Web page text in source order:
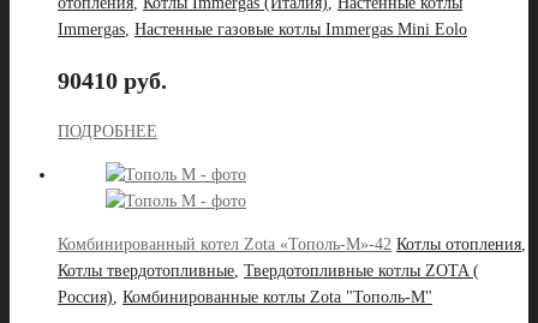
Immergas Настенные газовые котлы Immergas Mini Eolo
90410 руб.
ПОДРОБНЕЕ
Комбинированный котел Zota «Тополь-М»-42 Котлы отопления
Котлы твердотопливные Твердотопливные котлы ZOTA (
Россия) Комбинированные котлы Zota "Тополь-М"